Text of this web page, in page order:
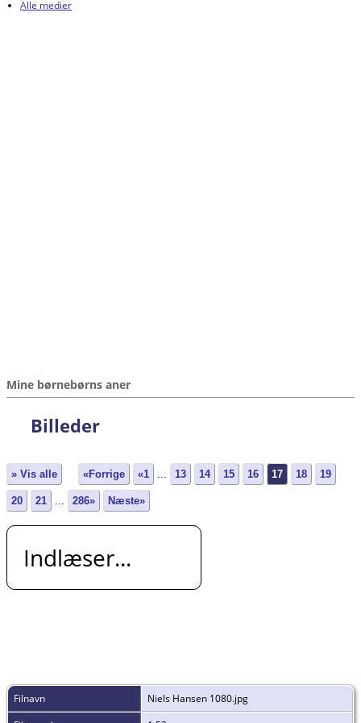
Alle medier
Mine børnebørns aner
Billeder
» Vis alle «Forrige «1 ... 13 14 15 16 17 18 19
20 21 ... 286» Næste»
Indlæser...
Filnavn
Niels Hansen 1080.jpg